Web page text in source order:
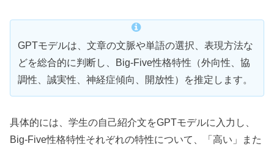
GPTモデルは、文章の文脈や単語の選択、表現方法な
どを総合的に判断し、Big-Five性格特性（外向性、協
調性、誠実性、神経症傾向、開放性）を推定します。
具体的には、学生の自己紹介文をGPTモデルに入力し、
Big-Five性格特性それぞれの特性について、「高い」また